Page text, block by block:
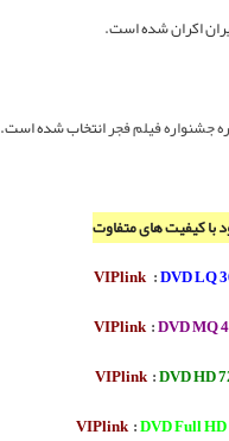
جشنواره فیلم فجرانتخاب شده است.
با کیفیت های متفاوت
VIPlink :DVD LQ
VIPlink :DVD MQ
VIPlink:DVD HD
VIPlink:DVD Full